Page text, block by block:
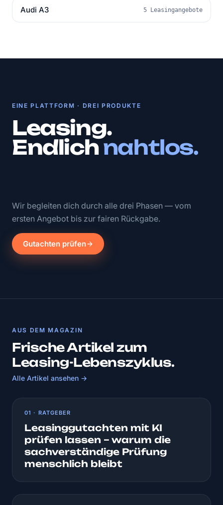
Audi A3 5 Leasingangebote
EINE PLATTFORM · DREI PRODUKTE
Leasing.
Endlichnahtlos.
Wir begleiten dich durch alle drei Phasen — vom
ersten Angebot bis zur fairen Rückgabe.
Gutachten prüfen
AUS DEM MAGAZIN
Frische Artikel zum
Leasing-Lebenszyklus.
Alle Artikel ansehen →
01 · RATGEBER
Leasinggutachten mit KI
prüfen lassen – warum die
sachverständige Prüfung
menschlich bleibt